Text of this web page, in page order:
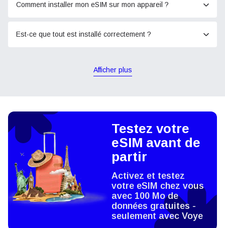
Comment installer mon eSIM sur mon appareil ?
Est-ce que tout est installé correctement ?
Afficher plus
Testez votre
eSIM avant de
partir
Activez et testez
votre eSIM chez vous
avec 100 Mo de
données gratuites -
seulement avec Voye